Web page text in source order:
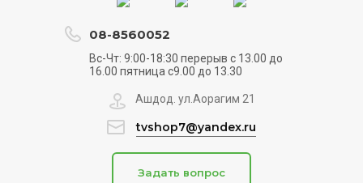
08-8560052
Вс-Чт: 9:00-18:30 перерыв с 13.00 до
16.00 пятница с9.00 до 13.30
Ашдод. ул.Аорагим 21
tvshop7@yandex.ru
Задать вопрос